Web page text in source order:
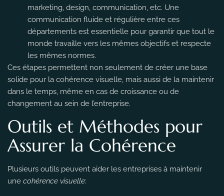
marketing, design, communication, etc. Une
communication fluide et régulière entre ces
départements est essentielle pour garantir que tout le
monde travaille vers les mêmes objectifs et respecte
les mêmes normes.
Ces étapes permettent non seulement de créer une base
solide pour la cohérence visuelle, mais aussi de la maintenir
dans le temps, même en cas de croissance ou de
changement au sein de l’entreprise.
Outils et Méthodes pour
Assurer la Cohérence
Plusieurs outils peuvent aider les entreprises à maintenir
une cohérence visuelle: